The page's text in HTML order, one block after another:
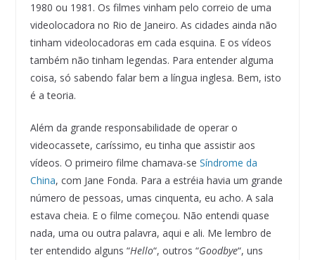
1980 ou 1981. Os filmes vinham pelo correio de uma
videolocadora no Rio de Janeiro. As cidades ainda não
tinham videolocadoras em cada esquina. E os vídeos
também não tinham legendas. Para entender alguma
coisa, só sabendo falar bem a língua inglesa. Bem, isto
é a teoria.
Além da grande responsabilidade de operar o
videocassete, caríssimo, eu tinha que assistir aos
vídeos. O primeiro filme chamava-se Síndrome da
China, com Jane Fonda. Para a estréia havia um grande
número de pessoas, umas cinquenta, eu acho. A sala
estava cheia. E o filme começou. Não entendi quase
nada, uma ou outra palavra, aqui e ali. Me lembro de
ter entendido alguns “Hello“, outros “Goodbye“, uns